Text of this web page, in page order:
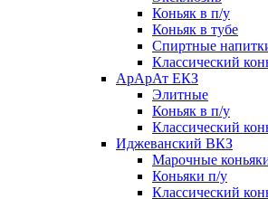
Коньяк в п/у
Коньяк в тубе
Спиртные
Классический
АрАрАт ЕКЗ
Элитные
Коньяк в п/у
Классический
Иджеванский ВКЗ
Марочные
Коньяки п/у
Классический